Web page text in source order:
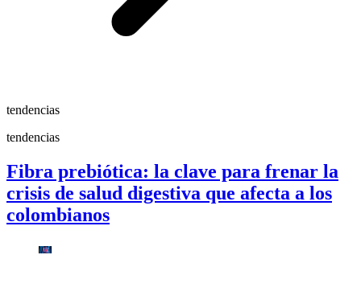
tendencias
tendencias
Fibra prebiótica: la clave para frenar la
crisis de salud digestiva que afecta a los
colombianos